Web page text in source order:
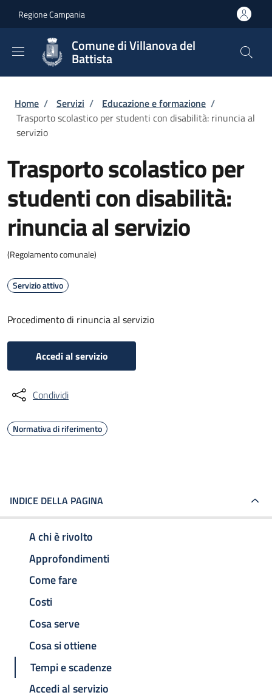
Regione Campania
Comune di Villanova del
Battista
Briciole di pane
Home / Servizi / Educazione e formazione /
Trasporto scolastico per studenti con disabilità: rinuncia al
servizio
Trasporto scolastico per
studenti con disabilità:
rinuncia al servizio
(Regolamento comunale)
Servizio attivo
Procedimento di rinuncia al servizio
Accedi al servizio
Condividi
Normativa di riferimento
INDICE DELLA PAGINA
A chi è rivolto
Approfondimenti
Come fare
Costi
Cosa serve
Cosa si ottiene
Tempi e scadenze
Accedi al servizio